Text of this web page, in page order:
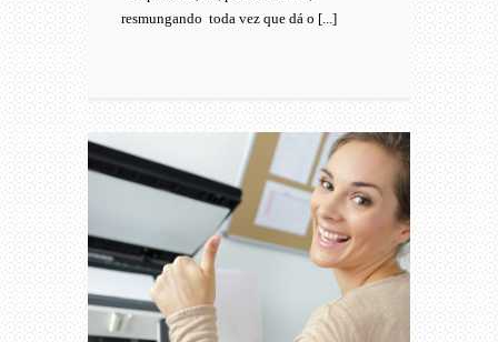
resmungando toda vez que dá o [...]